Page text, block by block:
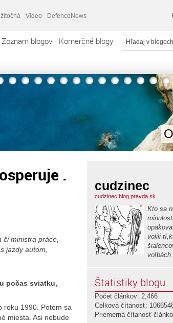
Video DefenceNews
Zoznam blogov Komerčné blogy
.
ministra práce,
jazdy autom,
počas sviatku,
roku 1990. Potom sa
miesta. Asi nebude
cudzinec
cudzinec.blog.pravda.sk
Kto sa
volili
voľbách
Štatistiky blogu
Počet článkov: 2,466
Celková čítanosť:
Priemerná čítanosť